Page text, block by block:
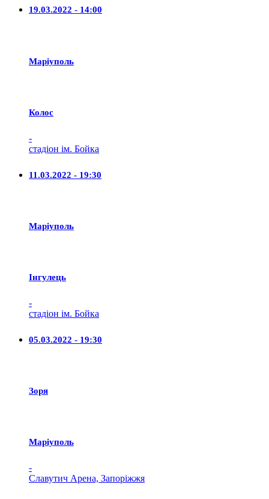
19.03.2022 - 14:00
Маріуполь
Колос
-
стадіон ім. Бойка
11.03.2022 - 19:30
Маріуполь
Iнгулець
-
стадіон ім. Бойка
05.03.2022 - 19:30
Зоря
Маріуполь
-
Славутич Арена, Запоріжжя